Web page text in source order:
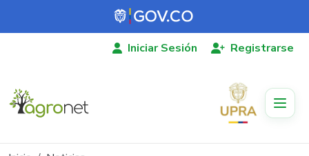
Pasar al contenido principal
Iniciar Sesión Registrarse